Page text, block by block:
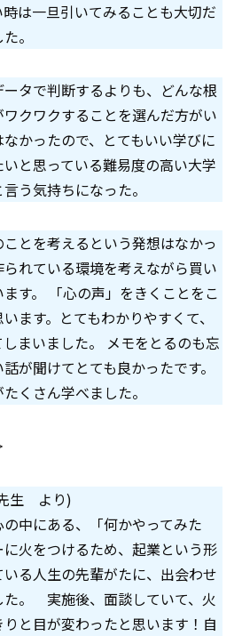
は一旦引いてみることも大切だ
。
タで判断するよりも、どんな根
クワクすることを選んだ方がい
かったので、とてもいい学びに
と思っている難易度の高い大学
う気持ちになった。
とを考えるという発想はなかっ
れている環境を考えながら買い
す。 「心の声」をきくことをこ
ます。とてもわかりやすくて、
まいました。 メモをとるのも忘
が聞けてとても良かったです。
くさん学べました。
生 より)
中にある、「何かやってみた
火をつけるため、起業という形
る人生の先輩がたに、出会わせ
た。 実施後、面談していて、火
と目が変わったと思います！自